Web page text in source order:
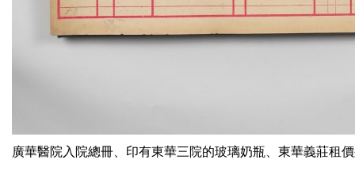
廣華醫院入院總冊、印有東華三院的玻璃奶瓶、東華義莊租